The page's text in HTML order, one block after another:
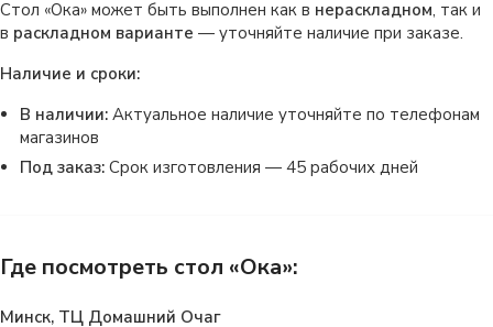
Стол «Ока» может быть выполнен как в нераскладном, так и
в раскладном варианте — уточняйте наличие при заказе.
Наличие и сроки:
В наличии: Актуальное наличие уточняйте по телефонам
магазинов
Под заказ: Срок изготовления — 45 рабочих дней
Где посмотреть стол «Ока»:
Минск, ТЦ Домашний Очаг